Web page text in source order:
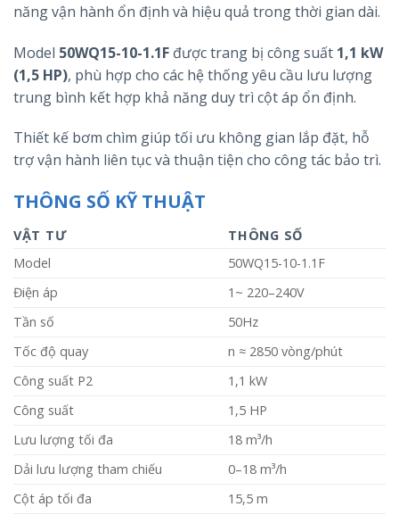
năng vận hành ổn định và hiệu quả trong thời gian dài.
Model 50WQ15-10-1.1F được trang bị công suất 1,1 kW
(1,5 HP), phù hợp cho các hệ thống yêu cầu lưu lượng
trung bình kết hợp khả năng duy trì cột áp ổn định.
Thiết kế bơm chìm giúp tối ưu không gian lắp đặt, hỗ
trợ vận hành liên tục và thuận tiện cho công tác bảo trì.
THÔNG SỐ KỸ THUẬT
VẬT TƯ
THÔNG SỐ
Model
50WQ15-10-1.1F
Điện áp
1~ 220–240V
Tần số
50Hz
Tốc độ quay
n ≈ 2850 vòng/phút
Công suất P2
1,1 kW
Công suất
1,5 HP
Lưu lượng tối đa
18 m³/h
Dải lưu lượng tham chiếu
0–18 m³/h
Cột áp tối đa
15,5 m